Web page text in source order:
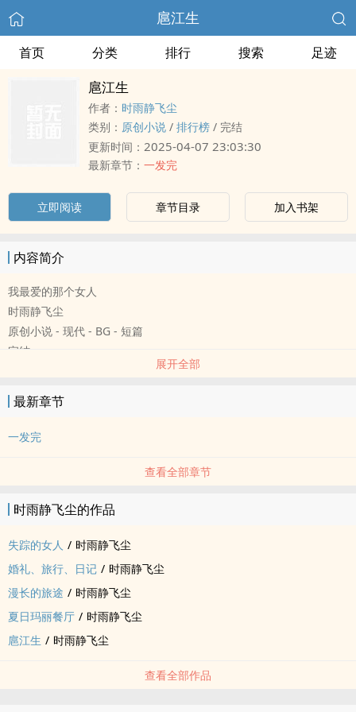
扈江生
首页 分类 排行 搜索 足迹
扈江生
作者： 时雨静飞尘
类别： 原创小说 / 排行榜 / 完结
更新时间： 2025-04-07 23:03:30
最新章节： 一发完
立即阅读 章节目录 加入书架
内容简介
我最爱的那个女人
时雨静飞尘
原创小说 - 现代 - BG - 短篇
完结
展开全部
最新章节
一发完
查看全部章节
时雨静飞尘的作品
失踪的女人 / 时雨静飞尘
婚礼、旅行、日记 / 时雨静飞尘
漫长的旅途 / 时雨静飞尘
夏日玛丽餐厅 / 时雨静飞尘
扈江生 / 时雨静飞尘
查看全部作品